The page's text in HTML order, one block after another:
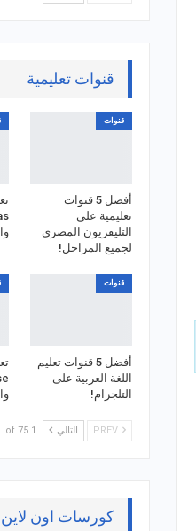
قنوات تعليمية
قنوات
أفضل 5 قنوات
تعليمية على
التليفزيون المصري
لجميع المراحل!
قنوات
أفضل 5 قنوات تعليم
اللغة العربية على
التلجرام!
التالي 1 of 75
كورسات اون لاين